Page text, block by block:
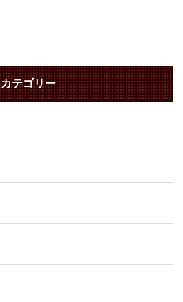
カテゴリー